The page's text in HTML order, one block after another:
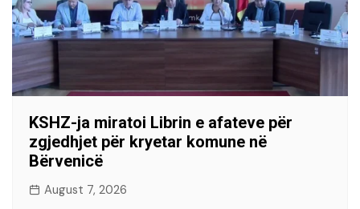
KSHZ-ja miratoi Librin e afateve për
zgjedhjet për kryetar komune në
Bërvenicë
August 7, 2026